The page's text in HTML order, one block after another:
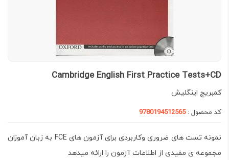
Cambridge English First Practice Tests+CD
کمبریج اینگلیش
کد محصول :9780194512565
نمونه تست های ضروری وکاربردی برای آزمون های FCE به زبان آموزان
مجموعه ی مفیدی از اطلاعات آزمون را ارائه میدهد